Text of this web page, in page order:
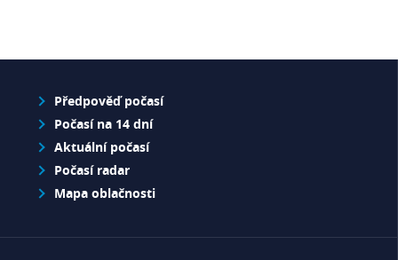
Předpověď počasí
Počasí na 14 dní
Aktuální počasí
Počasí radar
Mapa oblačnosti